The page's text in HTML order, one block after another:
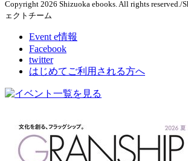
Copyright 2026 Shizuoka ebooks. All rights reserved./
ェクトチーム
Event e情報
Facebook
twitter
はじめてご利用される方へ